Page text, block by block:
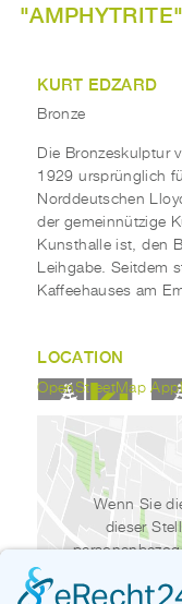
KURT EDZARD
Bronze
Die Bronzeskulptur
1929 ursprünglich
Norddeutschen
der gemeinnützige
Kunsthalle ist, den
Leihgabe. Seitdem
Kaffeehauses am
LOCATION
OpenStreetMap
Wenn Sie
dieser
von